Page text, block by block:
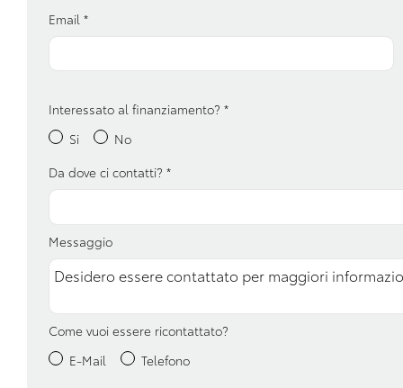
riscaldabili
Volante multifunzionale Volante regolabile
Email *
Interessato al finanziamento? *
Si
No
Da dove ci contatti? *
Messaggio
Come vuoi essere ricontattato?
E-Mail
Telefono